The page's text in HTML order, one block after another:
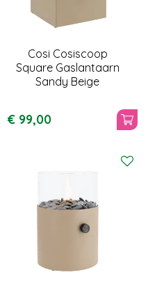
Cosi Cosiscoop
Square Gaslantaarn
Sandy Beige
€ 99,00